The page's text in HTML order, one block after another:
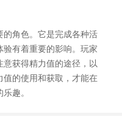
的角色。它是完成各种活
有着重要的影响。玩家
获得精力值的途径，以
值的使用和获取，才能在
趣。